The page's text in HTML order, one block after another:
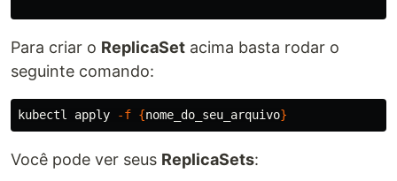
Para criar o ReplicaSet acima basta rodar o
seguinte comando:
kubectl apply -f {nome_do_seu_arquivo}
Você pode ver seus ReplicaSets: